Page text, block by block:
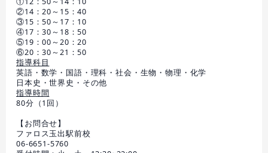
②14：20～15：40
③15：50～17：10
④17：30～18：50
⑤19：00～20：20
⑥20：30～21：50
指導科目
英語・数学・国語・理科・社会・生物・物理・化学
日本史・世界史・その他
指導時間
80分（1回）
【お問合せ】
ファロス玉出駅前校
06-6651-5760